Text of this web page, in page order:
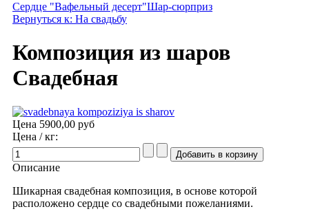
Cердце "Вафельный десерт"Шар-сюрприз
Вернуться к: На свадьбу
Композиция из шаров
Свадебная
Цена 5900,00 руб
Цена / кг:
Описание
Шикарная свадебная композиция, в основе которой
расположено сердце со свадебными пожеланиями.